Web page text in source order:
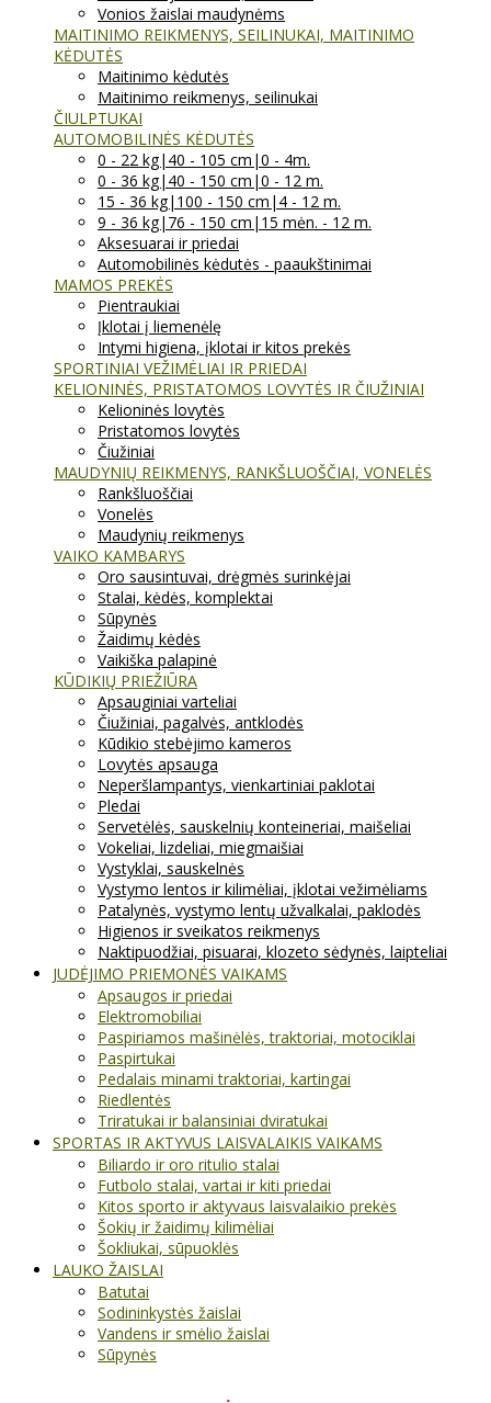
Vonios žaislai maudynėms
MAITINIMO REIKMENYS, SEILINUKAI, MAITINIMO
KĖDUTĖS
Maitinimo kėdutės
Maitinimo reikmenys, seilinukai
ČIULPTUKAI
AUTOMOBILINĖS KĖDUTĖS
0 - 22 kg|40 - 105 cm|0 - 4m.
0 - 36 kg|40 - 150 cm|0 - 12 m.
15 - 36 kg|100 - 150 cm|4 - 12 m.
9 - 36 kg|76 - 150 cm|15 mėn. - 12 m.
Aksesuarai ir priedai
Automobilinės kėdutės - paaukštinimai
MAMOS PREKĖS
Pientraukiai
Įklotai į liemenėlę
Intymi higiena, įklotai ir kitos prekės
SPORTINIAI VEŽIMĖLIAI IR PRIEDAI
KELIONINĖS, PRISTATOMOS LOVYTĖS IR ČIUŽINIAI
Kelioninės lovytės
Pristatomos lovytės
Čiužiniai
MAUDYNIŲ REIKMENYS, RANKŠLUOŠČIAI, VONELĖS
Rankšluoščiai
Vonelės
Maudynių reikmenys
VAIKO KAMBARYS
Oro sausintuvai, drėgmės surinkėjai
Stalai, kėdės, komplektai
Sūpynės
Žaidimų kėdės
Vaikiška palapinė
KŪDIKIŲ PRIEŽIŪRA
Apsauginiai varteliai
Čiužiniai, pagalvės, antklodės
Kūdikio stebėjimo kameros
Lovytės apsauga
Neperšlampantys, vienkartiniai paklotai
Pledai
Servetėlės, sauskelnių konteineriai, maišeliai
Vokeliai, lizdeliai, miegmaišiai
Vystyklai, sauskelnės
Vystymo lentos ir kilimėliai, įklotai vežimėliams
Patalynės, vystymo lentų užvalkalai, paklodės
Higienos ir sveikatos reikmenys
Naktipuodžiai, pisuarai, klozeto sėdynės, laipteliai
JUDĖJIMO PRIEMONĖS VAIKAMS
Apsaugos ir priedai
Elektromobiliai
Paspiriamos mašinėlės, traktoriai, motociklai
Paspirtukai
Pedalais minami traktoriai, kartingai
Riedlentės
Triratukai ir balansiniai dviratukai
SPORTAS IR AKTYVUS LAISVALAIKIS VAIKAMS
Biliardo ir oro ritulio stalai
Futbolo stalai, vartai ir kiti priedai
Kitos sporto ir aktyvaus laisvalaikio prekės
Šokių ir žaidimų kilimėliai
Šokliukai, sūpuoklės
LAUKO ŽAISLAI
Batutai
Sodininkystės žaislai
Vandens ir smėlio žaislai
Sūpynės